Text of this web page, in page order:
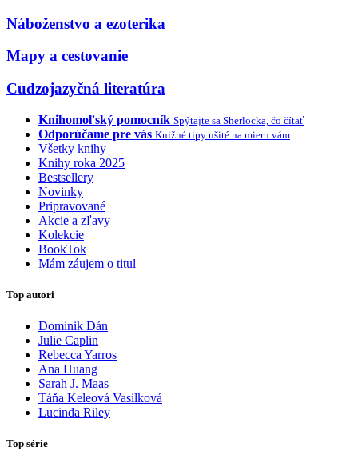
Náboženstvo a ezoterika
Mapy a cestovanie
Cudzojazyčná literatúra
Knihomoľský pomocník Spýtajte sa Sherlocka, čo čítať
Odporúčame pre vás Knižné tipy ušité na mieru vám
Všetky knihy
Knihy roka 2025
Bestsellery
Novinky
Pripravované
Akcie a zľavy
Kolekcie
BookTok
Mám záujem o titul
Top autori
Dominik Dán
Julie Caplin
Rebecca Yarros
Ana Huang
Sarah J. Maas
Táňa Keleová Vasilková
Lucinda Riley
Top série